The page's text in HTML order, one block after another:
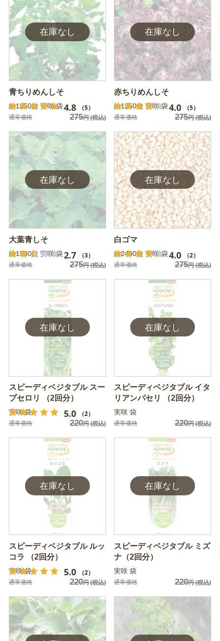
青ちりめんしそ
4.8 （5）
約1250粒 実咲 袋
通常価格 275円(税込)
赤ちりめんしそ
4.0 （5）
約1250粒 実咲 袋
通常価格 275円(税込)
大葉青しそ
2.7 （3）
約1500粒 実咲 袋
通常価格 275円(税込)
白ゴマ
4.0 （2）
約2400粒 実咲 袋
通常価格 275円(税込)
スピーディベジタブル スー
プセロリ （2回分）
5.0 （2）
実咲 袋
通常価格 220円(税込)
スピーディベジタブル イタ
リアンパセリ （2回分）
実咲 袋
通常価格 220円(税込)
スピーディベジタブル ルッ
コラ （2回分）
5.0 （2）
実咲 袋
通常価格 220円(税込)
スピーディベジタブル ミズ
ナ（2回分）
実咲 袋
通常価格 220円(税込)